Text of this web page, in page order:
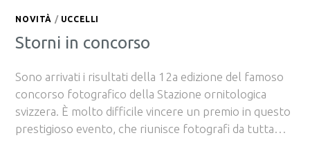
NOVITÀ / UCCELLI
Storni in concorso
Sono arrivati i risultati della 12a edizione del famoso
concorso fotografico della Stazione ornitologica
svizzera. È molto difficile vincere un premio in questo
prestigioso evento, che riunisce fotografi da tutta…